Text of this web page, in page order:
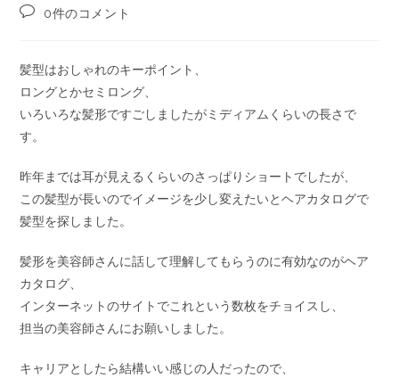
0件のコメント
髪型はおしゃれのキーポイント、
ロングとかセミロング、
いろいろな髪形ですごしましたがミディアムくらいの長さで
す。
昨年までは耳が見えるくらいのさっぱりショートでしたが、
この髪型が長いのでイメージを少し変えたいとヘアカタログで
髪型を探しました。
髪形を美容師さんに話して理解してもらうのに有効なのがヘア
カタログ、
インターネットのサイトでこれという数枚をチョイスし、
担当の美容師さんにお願いしました。
キャリアとしたら結構いい感じの人だったので、